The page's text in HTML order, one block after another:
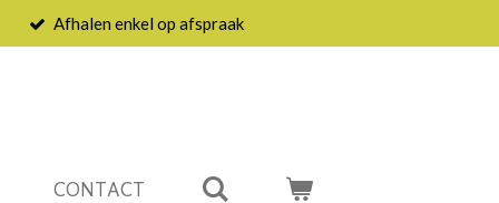
Afhalen enkel op afspraak
CONTACT